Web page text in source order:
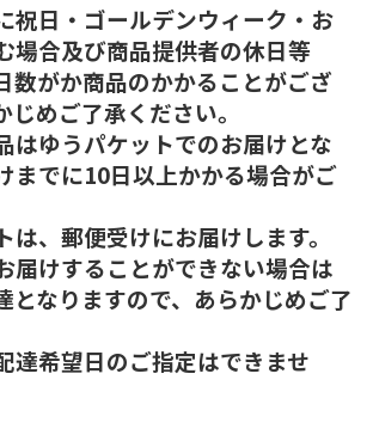
祝日・ゴールデンウィーク・お
場合及び商品提供者の休日等
数がか商品のかかることがござ
じめご了承ください。
はゆうパケットでのお届けとな
までに10日以上かかる場合がご
、郵便受けにお届けします。
届けすることができない場合は
となりますので、あらかじめご了
希望日のご指定はできませ